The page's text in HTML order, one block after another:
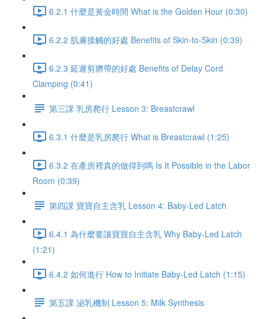
6.2.1 什麼是黃金時間 What is the Golden Hour (0:30)
6.2.2 肌膚接觸的好處 Benefits of Skin-to-Skin (0:39)
6.2.3 延遲剪臍帶的好處 Benefits of Delay Cord
Clamping (0:41)
第三課 乳房爬行 Lesson 3: Breastcrawl
6.3.1 什麼是乳房爬行 What is Breastcrawl (1:25)
6.3.2 在產房裡真的做得到嗎 Is It Possible in the Labor
Room (0:39)
第四課 寶寶自主含乳 Lesson 4: Baby-Led Latch
6.4.1 為什麼要讓寶寶自主含乳 Why Baby-Led Latch
(1:21)
6.4.2 如何進行 How to Initiate Baby-Led Latch (1:15)
第五課 泌乳機制 Lesson 5: Milk Synthesis